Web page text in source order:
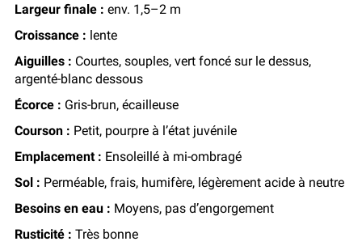
Largeur finale : env. 1,5–2 m
Croissance : lente
Aiguilles : Courtes, souples, vert foncé sur le dessus,
argenté-blanc dessous
Écorce : Gris-brun, écailleuse
Courson : Petit, pourpre à l’état juvénile
Emplacement : Ensoleillé à mi-ombragé
Sol : Perméable, frais, humifère, légèrement acide à neutre
Besoins en eau : Moyens, pas d’engorgement
Rusticité : Très bonne